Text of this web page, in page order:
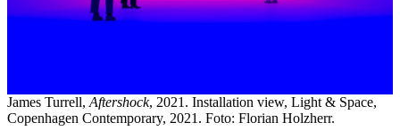
James Turrell, Aftershock, 2021. Installation view, Light & Space,
Copenhagen Contemporary, 2021. Foto: Florian Holzherr.